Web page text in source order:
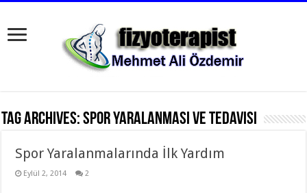
Tag Archives:spor yaralanması ve tedavisi
Spor Yaralanmalarında İlk Yardım
Eylül 2, 2014 2